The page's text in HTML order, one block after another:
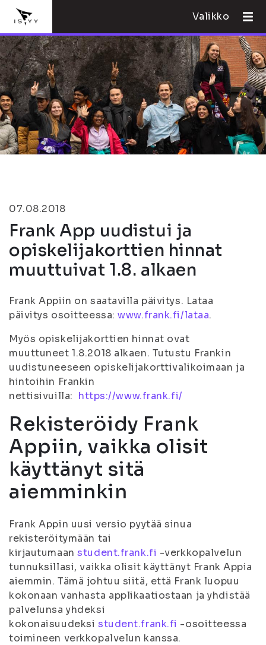
Valikko
07.08.2018
Frank App uudistui ja
opiskelijakorttien hinnat
muuttuivat 1.8. alkaen
Frank Appiin on saatavilla päivitys. Lataa
päivitys osoitteessa:www.frank.fi/lataa.
Myös opiskelijakorttien hinnat ovat
muuttuneet 1.8.2018 alkaen. Tutustu Frankin
uudistuneeseen opiskelijakorttivalikoimaan ja
hintoihin Frankin
nettisivuilla: https://www.frank.fi/
Rekisteröidy Frank
Appiin, vaikka olisit
käyttänyt sitä
aiemminkin
Frank Appin uusi versio pyytää sinua
rekisteröitymään tai
kirjautumaanstudent.frank.fi -verkkopalvelun
tunnuksillasi, vaikka olisit käyttänyt Frank Appia
aiemmin. Tämä johtuu siitä, että Frank luopuu
kokonaan vanhasta applikaatiostaan ja yhdistää
palvelunsa yhdeksi
kokonaisuudeksi student.frank.fi -osoitteessa
toimineen verkkopalvelun kanssa.